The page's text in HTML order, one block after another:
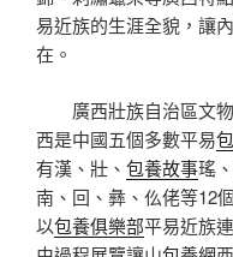
易近族的生涯全貌，讓
在。
廣西壯族自治區文
西是中國五個多數平易
有漢、壯、 包養故事瑤
南、回、彝、仫佬等12
以包養俱樂部平易近族